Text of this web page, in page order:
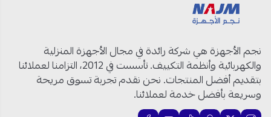
نجم الأجهزة هي شركة رائدة في مجال الأجهزة المنزلية
والكهربائية وأنظمة التكييف. تأسست في 2012، التزامنا لعملائنا
بتقديم أفضل المنتجات. نحن نقدم تجربة تسوق مريحة
وسريعة بأفضل خدمة لعملائنا.